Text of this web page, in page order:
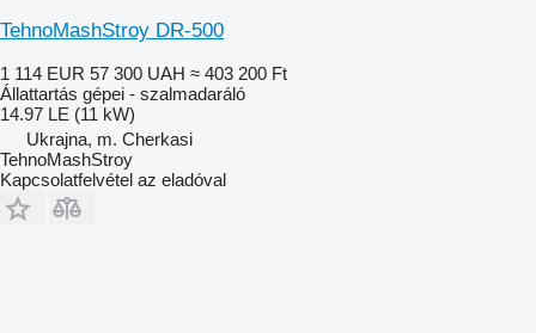
TehnoMashStroy DR-500
1 114 EUR 57 300 UAH ≈ 403 200 Ft
Állattartás gépei - szalmadaráló
14.97 LE (11 kW)
Ukrajna, m. Cherkasi
TehnoMashStroy
Kapcsolatfelvétel az eladóval